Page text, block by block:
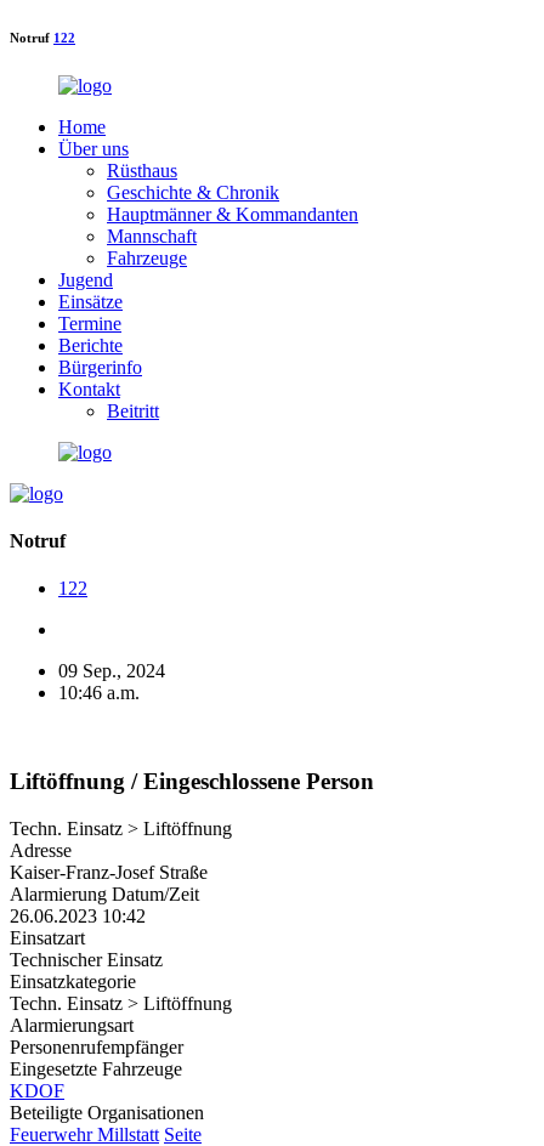
Notruf 122
Home
Über uns
Rüsthaus
Geschichte & Chronik
Hauptmänner & Kommandanten
Mannschaft
Fahrzeuge
Jugend
Einsätze
Termine
Berichte
Bürgerinfo
Kontakt
Beitritt
Notruf
122
09 Sep., 2024
10:46 a.m.
Liftöffnung / Eingeschlossene Person
Techn. Einsatz > Liftöffnung
Adresse
Kaiser-Franz-Josef Straße
Alarmierung Datum/Zeit
26.06.2023 10:42
Einsatzart
Technischer Einsatz
Einsatzkategorie
Techn. Einsatz > Liftöffnung
Alarmierungsart
Personenrufempfänger
Eingesetzte Fahrzeuge
KDOF
Beteiligte Organisationen
Feuerwehr Millstatt Seite